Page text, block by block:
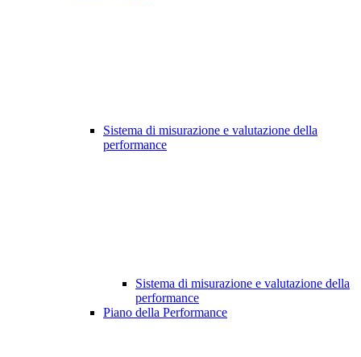
Sistema di misurazione e valutazione della
performance
Sistema di misurazione e valutazione della
performance
Piano della Performance